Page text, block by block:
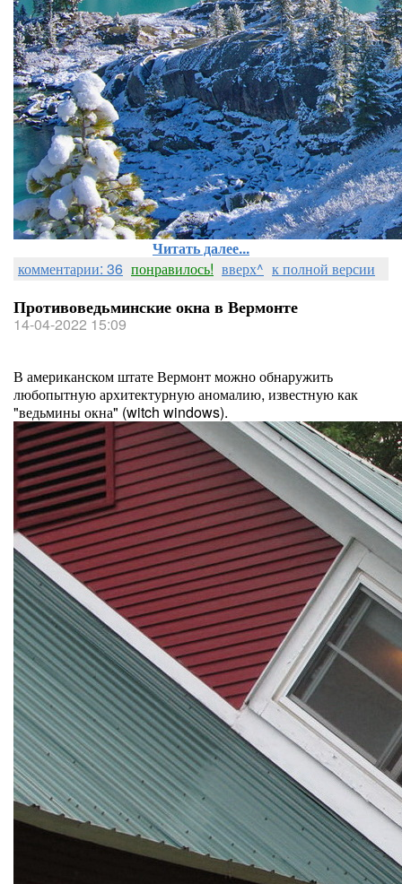
Читать далее...
комментарии: 36 понравилось! вверх^ к полной версии
Противоведьминские окна в Вермонте
14-04-2022 15:09
В американском штате Вермонт можно обнаружить
любопытную архитектурную аномалию, известную как
"ведьмины окна" (witch windows).